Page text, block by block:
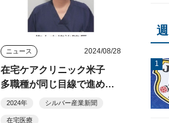
ニュース 2024/08/28
在宅ケアクリニック米子
多職種が同じ目線で進める
医介連携
2024年 シルバー産業新聞
在宅医療